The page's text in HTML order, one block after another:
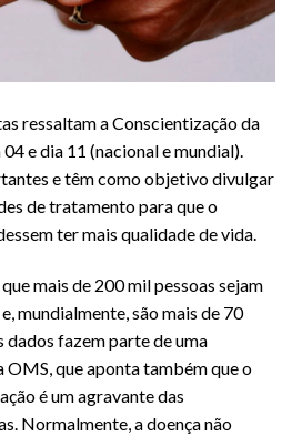
ressaltam a Conscientização da
e dia 11 (nacional e mundial).
e têm como objetivo divulgar
de tratamento para que o
ter mais qualidade de vida.
mais de 200 mil pessoas sejam
mundialmente, são mais de 70
dados fazem parte de uma
que aponta também que o
é um agravante das
Normalmente, a doença não